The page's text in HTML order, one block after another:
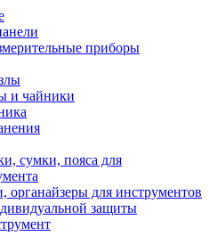
приборы
и чайники
сумки, пояса для
органайзеры для инструментов
защиты